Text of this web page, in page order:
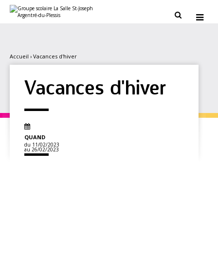
contenu.
personnels
 
Accueil › Vacances d'hiver
Vacances d'hiver
QUAND
du 11/02/2023
au 26/02/2023